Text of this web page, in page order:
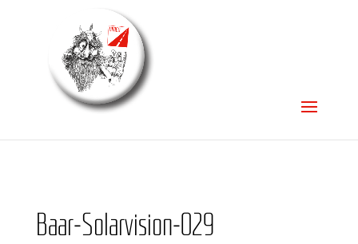
Baar-Solar­vi­si­on-029